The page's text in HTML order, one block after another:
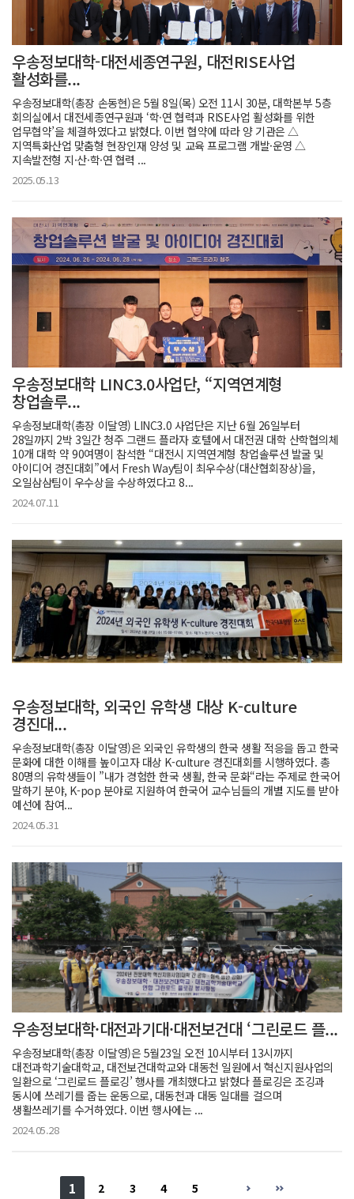
우송정보대학-대전세종연구원, 대전RISE사업
활성화를...
우송정보대학(총장 손동현)은 5월 8일(목) 오전 11시 30분, 대학본부 5층
회의실에서 대전세종연구원과 ‘학·연 협력과 RISE사업 활성화를 위한
업무협약’을 체결하였다고 밝혔다. 이번 협약에 따라 양 기관은 △
지역특화산업 맞춤형 현장인재 양성 및 교육 프로그램 개발·운영 △
지속발전형 지·산·학·연 협력 ...
2025.05.13
우송정보대학 LINC3.0사업단, “지역연계형
창업솔루...
우송정보대학(총장 이달영) LINC3.0 사업단은 지난 6월 26일부터
28일까지 2박 3일간 청주 그랜드 플라자 호텔에서 대전권 대학 산학협의체
10개 대학 약 90여명이 참석한 “대전시 지역연계형 창업솔루션 발굴 및
아이디어 경진대회”에서 Fresh Way팀이 최우수상(대산협회장상)을,
오일삼삼팀이 우수상을 수상하였다고 8...
2024.07.11
우송정보대학, 외국인 유학생 대상 K-culture
경진대...
우송정보대학(총장 이달영)은 외국인 유학생의 한국 생활 적응을 돕고 한국
문화에 대한 이해를 높이고자 대상 K-culture 경진대회를 시행하였다. 총
80명의 유학생들이 ”내가 경험한 한국 생활, 한국 문화“라는 주제로 한국어
말하기 분야, K-pop 분야로 지원하여 한국어 교수님들의 개별 지도를 받아
예선에 참여...
2024.05.31
우송정보대학·대전과기대·대전보건대 ‘그린로드 플...
우송정보대학(총장 이달영)은 5월23일 오전 10시부터 13시까지
대전과학기술대학교, 대전보건대학교와 대동천 일원에서 혁신지원사업의
일환으로 ‘그린로드 플로깅’ 행사를 개최했다고 밝혔다 플로깅은 조깅과
동시에 쓰레기를 줍는 운동으로, 대동천과 대동 일대를 걸으며
생활쓰레기를 수거하였다. 이번 행사에는 ...
2024.05.28
1 2 3 4 5